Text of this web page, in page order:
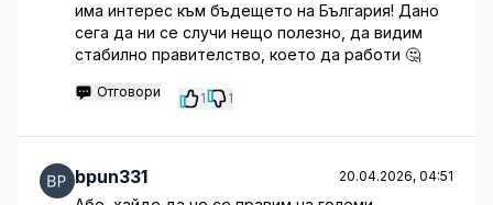
има интерес към бъдещето на България! Дано
сега да ни се случи нещо полезно, да видим
стабилно правителство, което да работи 🤔
Отговори 1 1
bpun331 20.04.2026, 04:51